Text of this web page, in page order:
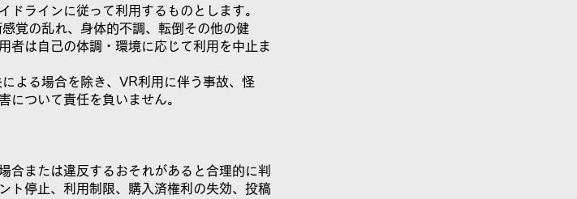
ドラインに従って利用するものとします。
覚の乱れ、身体的不調、転倒その他の健
者は自己の体調・環境に応じて利用を中止ま
よる場合を除き、VR利用に伴う事故、怪
について責任を負いません。
合または違反するおそれがあると合理的に判
ト停止、利用制限、購入済権利の失効、投稿